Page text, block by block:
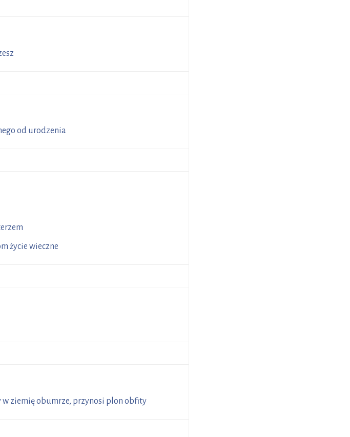
od urodzenia
życie wieczne
w ziemię obumrze, przynosi plon obfity